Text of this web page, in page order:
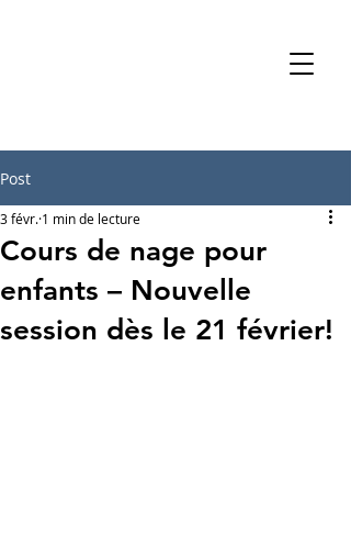
Post
Cours de nage pour
enfants – Nouvelle
session dès le 21 février!
3 févr. 1 min de lecture